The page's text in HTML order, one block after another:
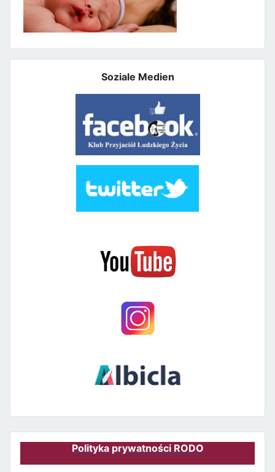
Soziale Medien
Polityka prywatności RODO